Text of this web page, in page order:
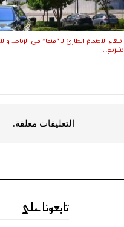
انتهاء الاجتماع الطارئ لـ “فيفا” في الرباط..
نشرتع…
التعليقات مغلقة.
تابعونا على